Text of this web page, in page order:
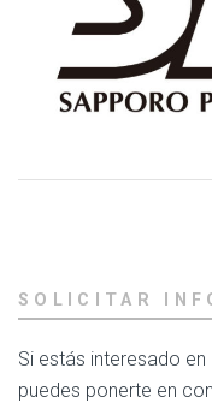
SOLICITAR
Si estás interesado
puedes ponerte en